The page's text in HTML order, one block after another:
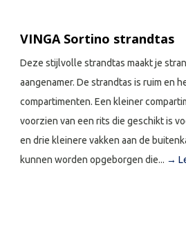
VINGA Sortino strandtas
Deze stijlvolle strandtas maakt je
aangenamer. De strandtas is ruim en
compartimenten. Een kleiner
voorzien van een rits die geschikt is
en drie kleinere vakken aan de
kunnen worden opgeborgen die... →